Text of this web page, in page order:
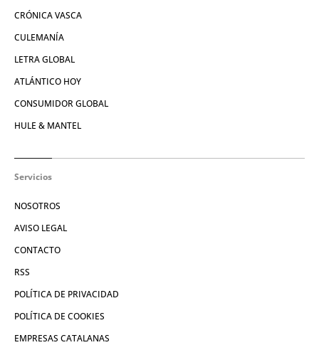
CRÓNICA VASCA
CULEMANÍA
LETRA GLOBAL
ATLÁNTICO HOY
CONSUMIDOR GLOBAL
HULE & MANTEL
Servicios
NOSOTROS
AVISO LEGAL
CONTACTO
RSS
POLÍTICA DE PRIVACIDAD
POLÍTICA DE COOKIES
EMPRESAS CATALANAS